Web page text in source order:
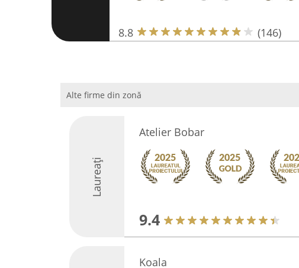
8.8 (146)
Alte firme din zonă
Laureați
Atelier Bobar
9.4
Koala